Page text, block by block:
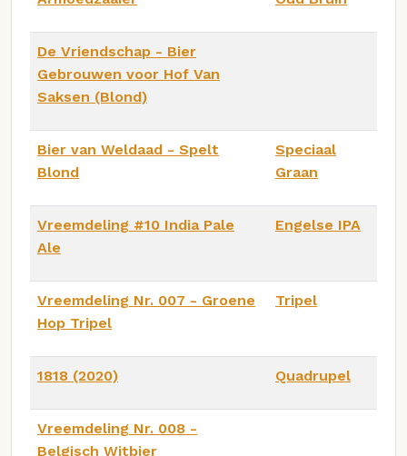
De Vriendschap - Bier
Gebrouwen voor Hof Van
Saksen (Blond)
Bier van Weldaad - Spelt
Blond
Speciaal
Graan
Vreemdeling #10 India Pale
Ale
Engelse IPA
Vreemdeling Nr. 007 - Groene
Hop Tripel
Tripel
1818 (2020) Quadrupel
Vreemdeling Nr. 008 -
Belgisch Witbier